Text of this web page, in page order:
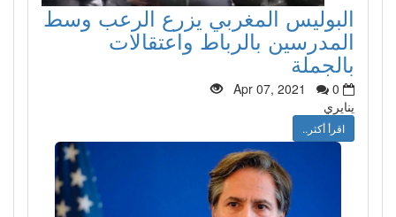
البوليس المغربي يزرع الرعب وسط
المدرسين بالرباط واعتقالات
بالجملة
Apr 07, 2021
0
ينايري
اقرأ أكثر..